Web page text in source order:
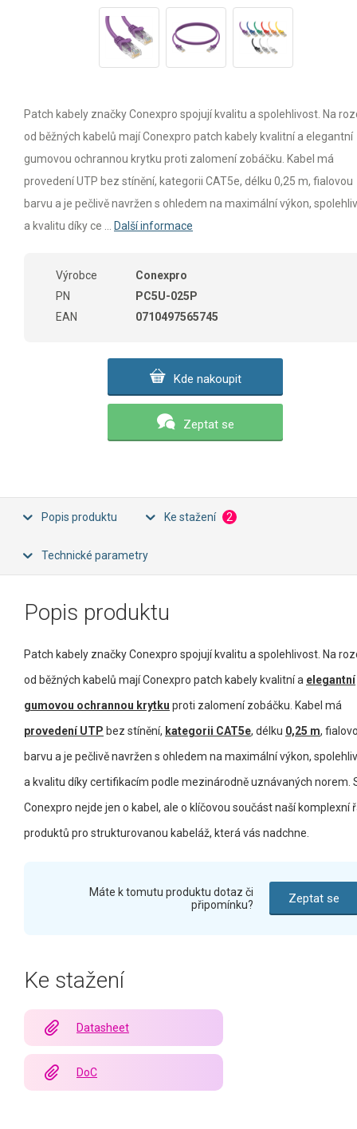
Patch kabely značky Conexpro spojují kvalitu a spolehlivost. Na
od běžných kabelů mají Conexpro patch kabely kvalitní a elegantní
gumovou ochrannou krytku proti zalomení zobáčku. Kabel má
provedení UTP bez stínění, kategorii CAT5e, délku 0,25 m, fialovou
barvu a je pečlivě navržen s ohledem na maximální výkon,
a kvalitu díky ce ...
Další informace
Výrobce
Conexpro
PN
PC5U-025P
EAN
0710497565745
Kde nakoupit
Zeptat se
Popis produktu Ke stažení 2
Technické parametry
Popis produktu
Patch kabely značky Conexpro spojují kvalitu a spolehlivost. Na
od běžných kabelů mají Conexpro patch kabely kvalitní a elegantní
gumovou ochrannou krytku proti zalomení zobáčku. Kabel má
provedení UTP bez stínění, kategorii CAT5e, délku 0,25 m,
barvu a je pečlivě navržen s ohledem na maximální výkon,
a kvalitu díky certifikacím podle mezinárodně uznávaných norem.
Conexpro nejde jen o kabel, ale o klíčovou součást naší komplexní
produktů pro strukturovanou kabeláž, která vás nadchne.
Máte k tomutu produktu dotaz či
připomínku?
Zeptat se
Ke stažení
Datasheet
DoC